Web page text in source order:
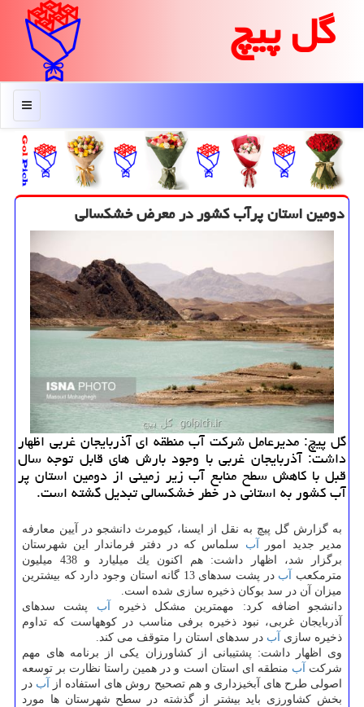
گل پیچ
منو
دومین استان پرآب كشور در معرض خشكسالی
گل پیچ: مدیرعامل شركت آب منطقه ای آذربایجان غربی اظهار
داشت: آذربایجان غربی با وجود بارش های قابل توجه سال
قبل با كاهش سطح منابع آب زیر زمینی از دومین استان پر
آب كشور به استانی در خطر خشكسالی تبدیل گشته است.
به گزارش گل پیچ به نقل از ایسنا، كیومرث دانشجو در آیین معارفه
مدیر جدید امور
آب سلماس كه در دفتر فرماندار این شهرستان
برگزار شد، اظهار داشت: هم اكنون یك میلیارد و 438 میلیون
مترمكعب
آب
در پشت سدهای 13 گانه استان وجود دارد كه بیشترین
میزان آن در سد بوكان ذخیره سازی شده است.
دانشجو اضافه كرد: مهمترین مشكل ذخیره
آب پشت سدهای
آذربایجان غربی، نبود ذخیره برفی مناسب در كوههاست كه تداوم
ذخیره سازی
آب در سدهای استان را متوقف می كند.
وی اظهار داشت: پشتیبانی از كشاورزان یكی از برنامه های مهم
شركت
آب منطقه ای استان است و در همین راستا نظارت بر توسعه
اصولی طرح های آبخیزداری و هم تصحیح روش های استفاده از
آب در
بخش كشاورزی باید بیشتر از گذشته در سطح شهرستان ها مورد